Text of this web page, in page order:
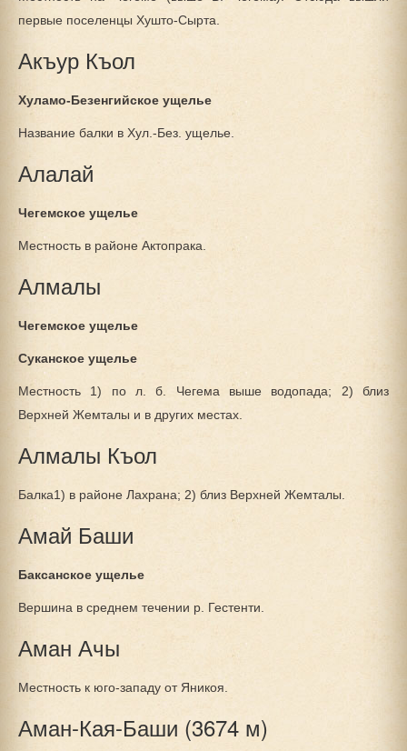
первые поселенцы Хушто-Сырта.
Акъур Къол
Хуламо-Безенгийское ущелье
Название балки в Хул.-Без. ущелье.
Алалай
Чегемское ущелье
Местность в районе Актопрака.
Алмалы
Чегемское ущелье
Суканское ущелье
Местность 1) по л. б. Чегема выше водопада; 2) близ
Верхней Жемталы и в других местах.
Алмалы Къол
Балка1) в районе Лахрана; 2) близ Верхней Жемталы.
Амай Баши
Баксанское ущелье
Вершина в среднем течении р. Гестенти.
Аман Ачы
Местность к юго-западу от Яникоя.
Аман-Кая-Баши (3674 м)